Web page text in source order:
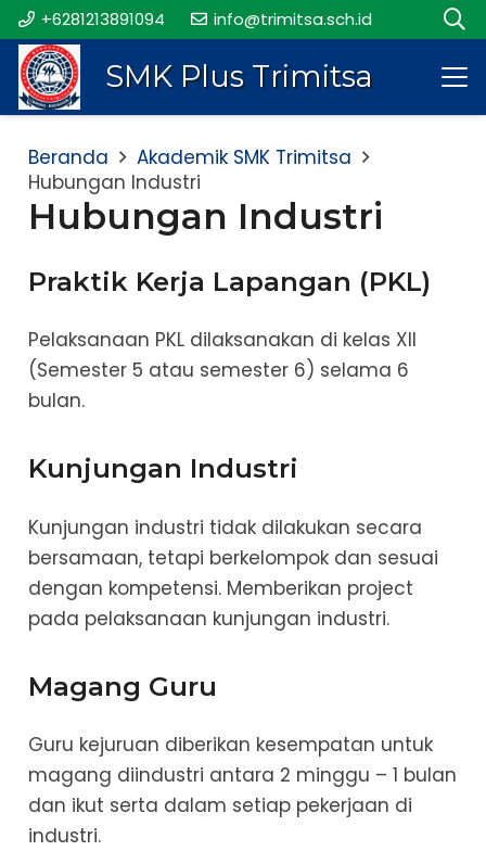
+6281213891094 info@trimitsa.sch.id
SMK Plus Trimitsa
Beranda
Akademik SMK Trimitsa
Hubungan Industri
Hubungan Industri
Praktik Kerja Lapangan (PKL)
Pelaksanaan PKL dilaksanakan di kelas XII
(Semester 5 atau semester 6) selama 6
bulan.
Kunjungan Industri
Kunjungan industri tidak dilakukan secara
bersamaan, tetapi berkelompok dan sesuai
dengan kompetensi. Memberikan project
pada pelaksanaan kunjungan industri.
Magang Guru
Guru kejuruan diberikan kesempatan untuk
magang diindustri antara 2 minggu – 1 bulan
dan ikut serta dalam setiap pekerjaan di
industri.